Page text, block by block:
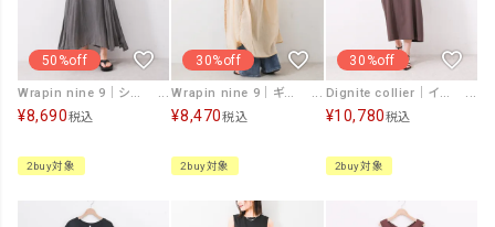
50%off
Wrapin nine 9｜シアーデニムワンピース [[266QS2072]][F]
¥8,690税込
2buy対象
30%off
Wrapin nine 9｜ギャザー7分袖ワンピース [[WOH5203]][F]
¥8,470税込
2buy対象
30%off
Dignite collier｜インナーセットワンピース [[80268343]][F]
¥10,780税込
2buy対象